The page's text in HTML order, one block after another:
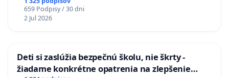
659 Podpisy / 30 dni
2 Jul 2026
Deti si zaslúžia bezpečnú školu, nie škrty -
žiadame konkrétne opatrenia na zlepšenie